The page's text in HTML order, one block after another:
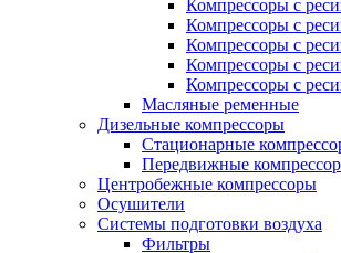
Компрессоры с
Компрессоры с
Компрессоры с
Компрессоры с
Компрессоры с
Масляные ременные
Дизельные компрессоры
Стационарные
Передвижные
Центробежные компрессоры
Осушители
Системы подготовки воздуха
Фильтры